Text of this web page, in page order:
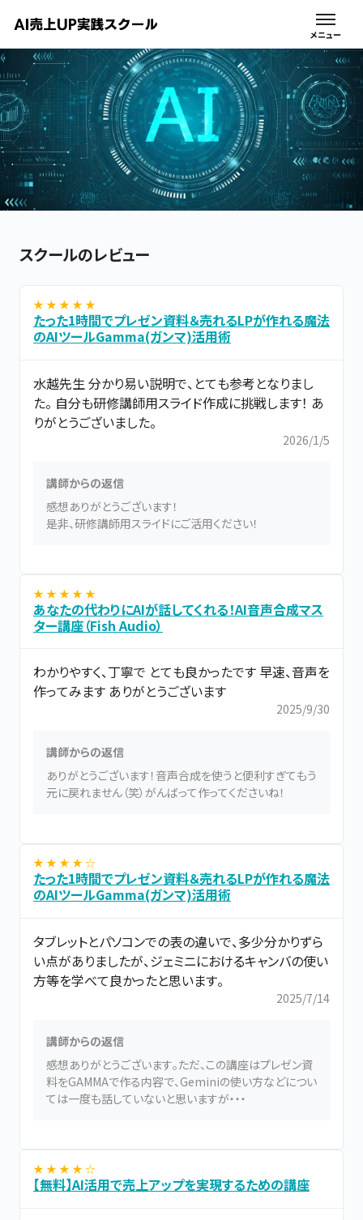
スクールのレビュー
★ ★ ★ ★ ★
たった1時間でプレゼン資料＆売れるLPが作れる魔法
のAIツールGamma(ガンマ)活用術
水越先生 分かり易い説明で、とても参考となりまし
た。 自分も研修講師用スライド作成に挑戦します！ あ
りがとうございました。
2026/1/5
講師からの返信
感想ありがとうございます！
是非、研修講師用スライドにご活用ください！
★ ★ ★ ★ ★
あなたの代わりにAIが話してくれる！AI音声合成マス
ター講座（Fish Audio）
わかりやすく、丁寧で とても良かったです 早速、音声を
作ってみます ありがとうございます
2025/9/30
講師からの返信
ありがとうございます！音声合成を使うと便利すぎてもう
元に戻れません（笑）がんばって作ってくださいね！
★ ★ ★ ★ ☆
たった1時間でプレゼン資料＆売れるLPが作れる魔法
のAIツールGamma(ガンマ)活用術
タブレットとパソコンでの表の違いで、多少分かりずら
い点がありましたが、ジェミニにおけるキャンバの使い
方等を学べて良かったと思います。
2025/7/14
講師からの返信
感想ありがとうございます。ただ、この講座はプレゼン資
料をGAMMAで作る内容で、Geminiの使い方などについ
ては一度も話していないと思いますが・・・
★ ★ ★ ★ ☆
【無料】AI活用で売上アップを実現するための講座